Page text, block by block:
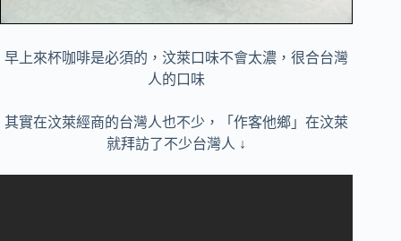
早上來杯咖啡是必須的，汶萊口味不會太濃，很合台灣
人的口味
其實在汶萊經商的台灣人也不少，「作客他鄉」在汶萊
就拜訪了不少台灣人 ↓